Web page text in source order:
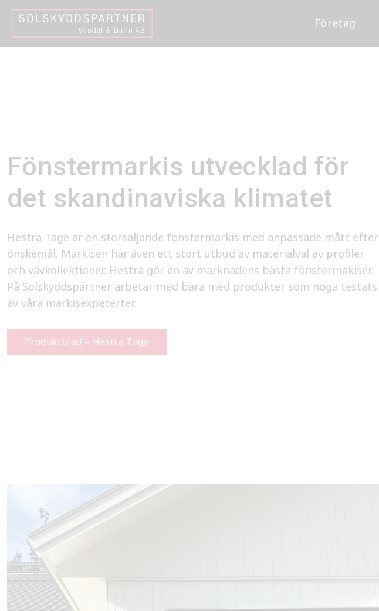
Företag
Hem Solskydd utomhus
Fönstermarkis utvecklad för
det skandinaviska klimatet
Hestra Tage är en storsäljande fönstermarkis med anpassade mått efter
önskemål. Markisen har även ett stort utbud av materialval av profiler
och vävkollektioner. Hestra gör en av marknadens bästa fönstermakiser.
På Solskyddspartner arbetar med bara med produkter som noga testats
av våra markisexpeterter.
Produktblad – Hestra Tage